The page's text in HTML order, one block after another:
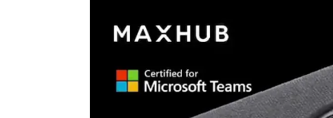
Zoom digital/ePTZ
Sí,
Enfoque automático sobre el orador
Visualización en miniatura de los participantes
Sí,
Kits